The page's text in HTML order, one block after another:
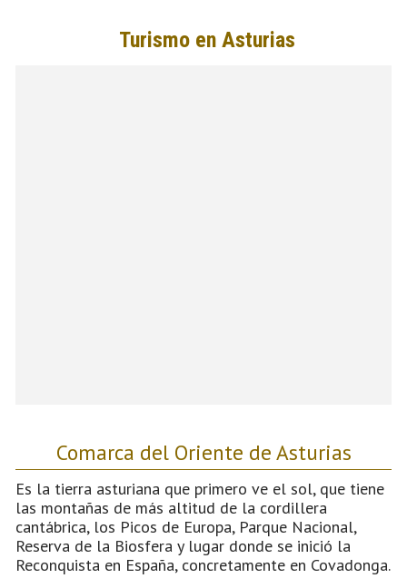
Comarca del Oriente de Asturias
Es la tierra asturiana que primero ve el sol, que tiene
las montañas de más altitud de la cordillera
cantábrica, los Picos de Europa, Parque Nacional,
Reserva de la Biosfera y lugar donde se inició la
Reconquista en España, concretamente en Covadonga.